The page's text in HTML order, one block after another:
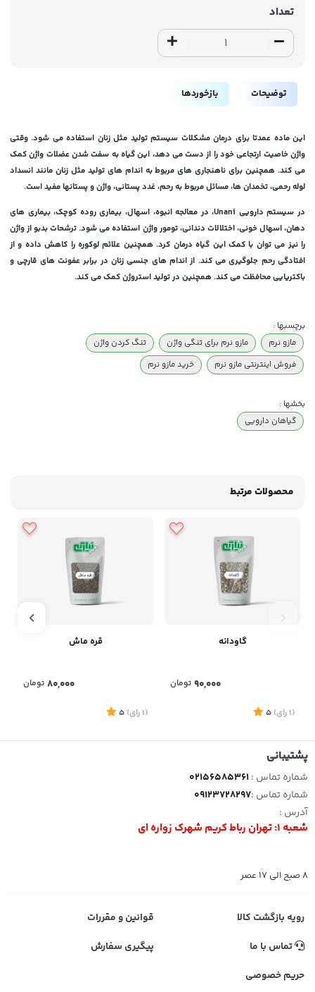
تعداد
توضیحات بازخوردها
این ماده عمدتا برای درمان مشکلات سیستم تولید مثل زنان استفاده می شود. وقتی
واژن خاصیت ارتجاعی خود را از دست می دهد، این گیاه به سفت شدن عضلات واژن کمک
می کند. همچنین برای ناهنجاری های مربوط به اندام های تولید مثل زنان مانند انسداد
لوله رحمی، تخمدان ها، مسائل مربوط به رحم، غدد پستانی، واژن و پستانها مفید است.
در سیستم دارویی Unani، در معالجه انبوه، اسهال، بیماری روده کوچک، بیماری های
دهان، اسهال خونی، اختلالات دندانی، تومور واژن استفاده می شود. ترشحات بدبو از واژن
را نیز می توان با کمک این گیاه درمان کرد. همچنین علائم لوکوره را کاهش داده و از
افتادگی رحم جلوگیری می کند. از اندام های جنسی زنان در برابر عفونت های قارچی و
باکتریایی محافظت می کند. همچنین در تولید استروژن کمک می کند.
برچسبها :
مازو نرم
مازو نرم برای تنگی واژن
تنگ کردن واژن
فروش اینترنتی مازو نرم
خرید مازو نرم
بخشها :
گیاهان دارویی
محصولات مرتبط
گاودانه
90,000 تومان
(1 رای)
5
قره ماش
80,000 تومان
(1 رای)
5
پشتیبانی
شماره تماس :02156585361
شماره تماس :09123728297
آدرس :
شعبه 1: تهران رباط کریم شهرک زواره ای
8 صبح الی 17 عصر
رویه بازگشت کالا
قوانین و مقررات
تماس با ما
پیگیری سفارش
حریم خصوصی